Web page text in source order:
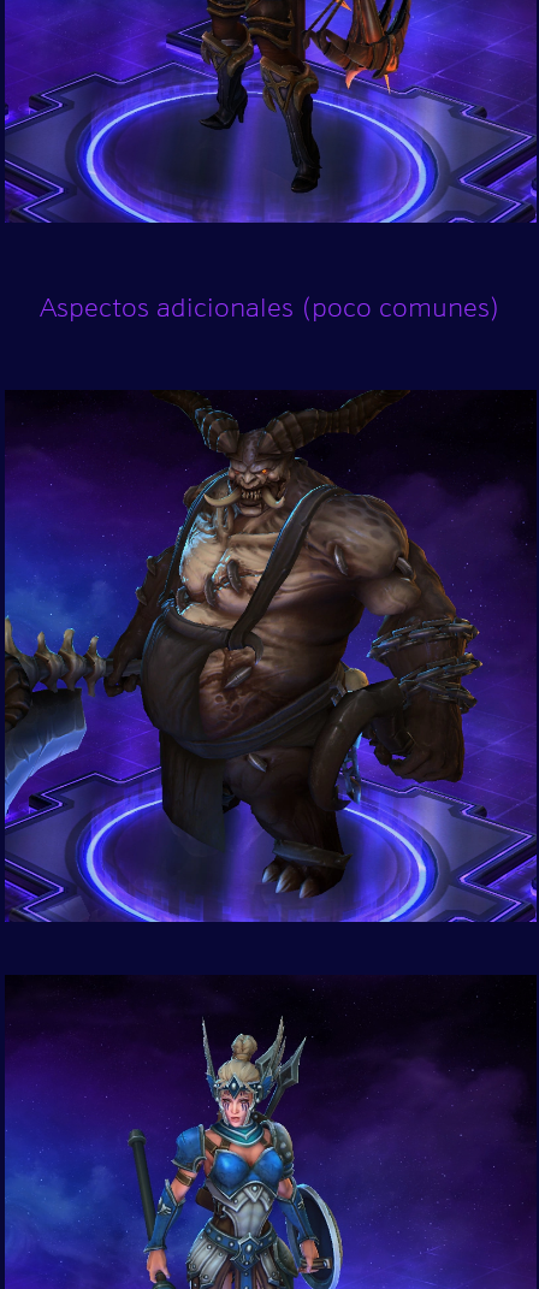
Aspectos adicionales (poco comunes)